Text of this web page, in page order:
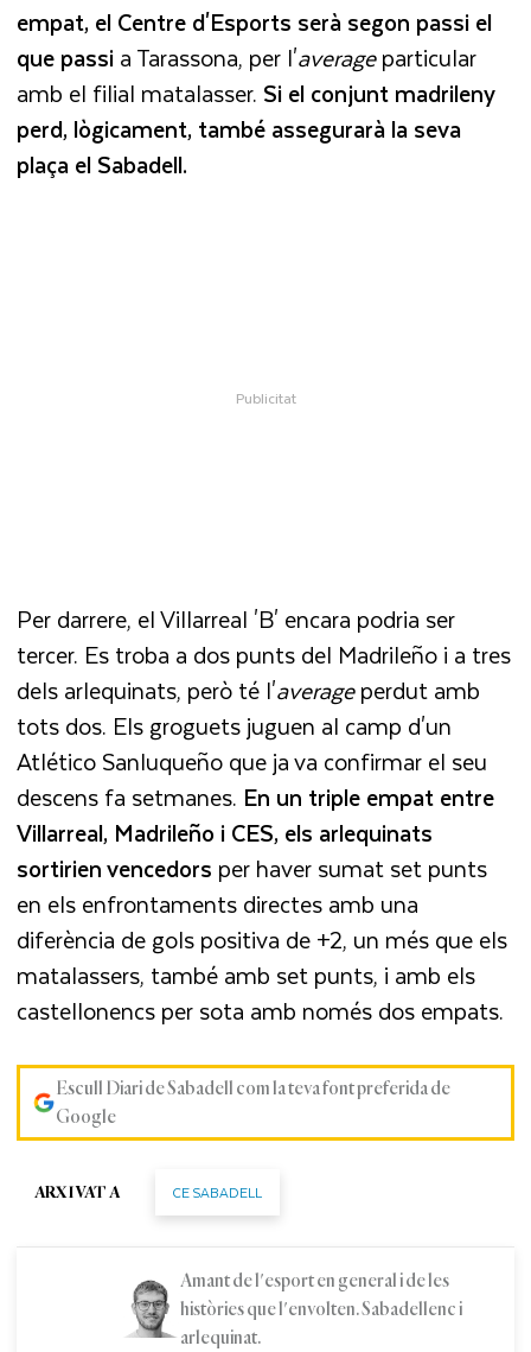
empat, el Centre d'Esports serà segon passi el
que passia Tarassona, per l'averageparticular
amb el filial matalasser. Si el conjunt madrileny
perd, lògicament, també assegurarà la seva
plaça el Sabadell.
Per darrere, el Villarreal 'B' encara podria ser
tercer. Es troba a dos punts del Madrileño i a tres
dels arlequinats, però té l'averageperdut amb
tots dos. Els groguets juguen al camp d'un
Atlético Sanluqueño que ja va confirmar el seu
descens fa setmanes. En un triple empat entre
Villarreal, Madrileño i CES, els arlequinats
sortirien vencedors per haver sumat set punts
en els enfrontaments directes amb una
diferència de gols positiva de +2, un més que els
matalassers, també amb set punts, i amb els
castellonencs per sota amb només dos empats.
Escull Diari de Sabadell com la teva font preferida de
Google
ARXIVAT A CE SABADELL
Amant de l'esport en general i de les
històries que l'envolten. Sabadellenc i
arlequinat.